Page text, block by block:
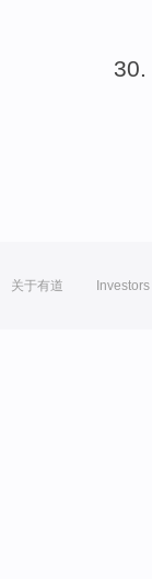
关于有道 Investors